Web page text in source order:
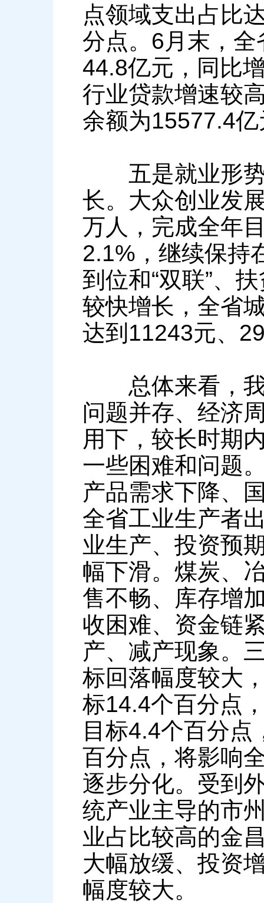
点领域支出占比
分点。6月末，
44.8亿元，同比
行业贷款增速较
余额为15577.4
五是就业形势
长。大众创业发
万人，完成全年
2.1%，继续保持
到位和“双联”、
较快增长，全省
达到11243元、
总体来看，我
问题并存、经济
用下，较长时期
一些困难和问题
产品需求下降、
全省工业生产者
业生产、投资预
幅下滑。煤炭、
售不畅、库存增
收困难、资金链
产、减产现象。
标回落幅度较大
标14.4个百分点
目标4.4个百分
百分点，将影响
逐步分化。受到
统产业主导的市
业占比较高的金
大幅放缓、投资
幅度较大。